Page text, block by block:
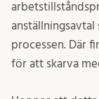
anställningsavtal
processen. Där
för att skarva